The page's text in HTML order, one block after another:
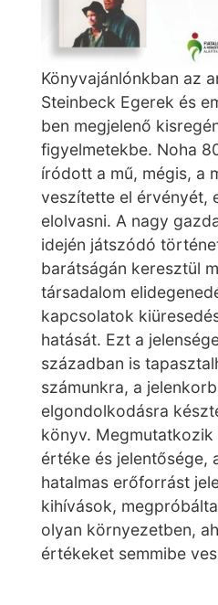
Könyvajánlónkban az
Steinbeck Egerek és
ben megjelenő
figyelmetekbe. Noha
íródott a mű, mégis, a
veszítette el érvényét,
elolvasni. A nagy
idején játszódó
barátságán keresztül
társadalom
kapcsolatok
hatását. Ezt a
században is
számunkra, a
elgondolkodásra
könyv. Megmutatkozik
értéke és jelentősége,
hatalmas erőforrást
kihívások,
olyan környezetben,
értékeket semmibe